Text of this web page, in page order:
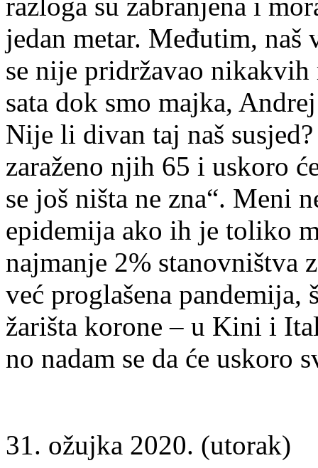
razloga su zabranjena i
jedan metar. Međutim, naš
se nije pridržavao
sata dok smo majka,
Nije li divan taj naš
zaraženo njih 65 i uskoro
se još ništa ne zna“. Meni
epidemija ako ih je toliko
najmanje 2% stanovništva
već proglašena pandemija,
žarišta korone – u Kini i
no nadam se da će uskoro
31. ožujka 2020. (utorak)